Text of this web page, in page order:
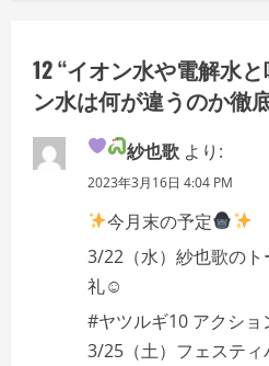
v
i
g
12 “イオン水や電解水
ン水は何が違うのか徹
紗也歌 より:
2023年3月16日 4:04 PM
今月末の予定
3/22（水）紗也歌の
礼☺︎
#ヤツルギ10 アクショ
3/25（土）フェステ